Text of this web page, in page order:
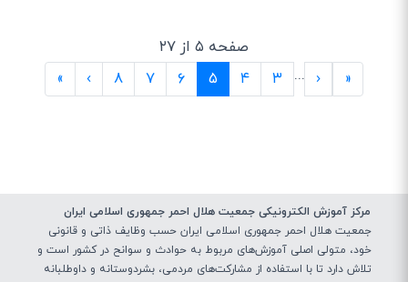
صفحه ۵ از ۲۷
«
‹
... ۳ ۴ ۵
(current) ۶ ۷ ۸ ›
»
مرکز آموزش الکترونیکی جمعیت هلال احمر جمهوری اسلامی ایران
جمعیت هلال احمر جمهوری اسلامی ایران حسب وظایف ذاتی و قانونی
خود، متولی اصلی آموزش‌های مربوط به حوادث و سوانح در کشور است و
تلاش دارد تا با استفاده از مشارکت‌های مردمی، بشردوستانه و داوطلبانه